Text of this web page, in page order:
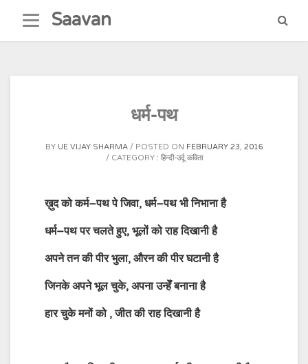
content
Saavan
धर्म-पथ
BY UE VIJAY SHARMA POSTED ON FEBRUARY 23, 2016
CATEGORY : हिन्दी-उर्दू कविता
ख़ुद को कर्म–पथ पे जिवा, धर्म–पथ भी निभाना है
धर्म–पथ पर चलते हुए, भूलों को राह दिखानी है
अपने तन की पीर भुला, औरन की पीर घटानी है
जिनके अपने भूल चुके, अपना उन्हेँ बनाना है
हार चुके मनों को , जीत की राह दिखानी है